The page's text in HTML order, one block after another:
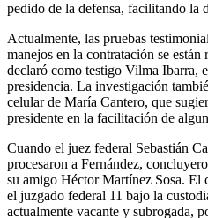
pedido de la defensa, facilitando la
Actualmente, las pruebas
manejos en la contratación se están
declaró como testigo Vilma Ibarra,
presidencia. La investigación
celular de María Cantero, que
presidente en la facilitación de
Cuando el juez federal Sebastián
procesaron a Fernández,
su amigo Héctor Martínez Sosa. El
el juzgado federal 11 bajo la
actualmente vacante y subrogada,